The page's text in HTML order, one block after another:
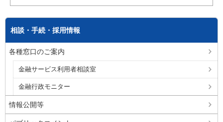
相談・手続・採用情報
各種窓口のご案内
金融サービス利用者相談室
金融行政モニター
情報公開等